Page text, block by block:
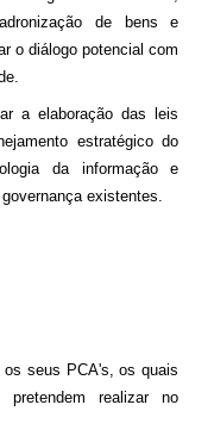
de bens e
o diálogo potencial com
a elaboração das leis
estratégico do
da informação e
existentes.
seus PCA's, os quais
realizar no